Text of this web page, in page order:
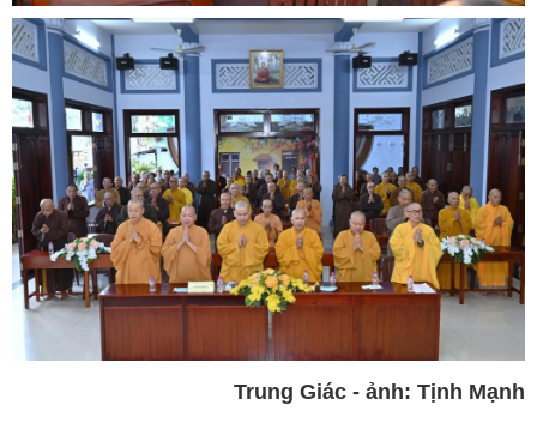
Trung Giác - ảnh: Tịnh Mạnh